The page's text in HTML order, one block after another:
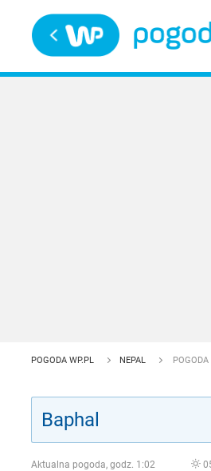
POGODA WP.PL NEPAL
Aktualna pogoda, godz. 1:02